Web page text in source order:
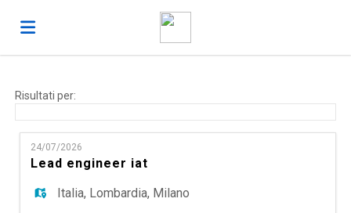
Offerte
di
Carica
Risultati per:
24/07/2026
Lead engineer iat
Italia, Lombardia, Milano